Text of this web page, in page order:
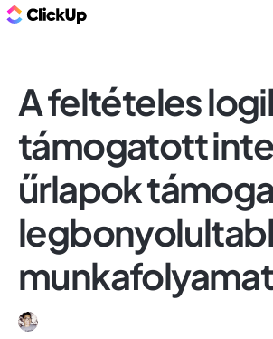
A feltételes
támogatott
űrlapok